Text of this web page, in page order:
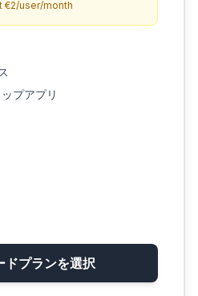
€2/user/month
プアプリ
ドプランを選択